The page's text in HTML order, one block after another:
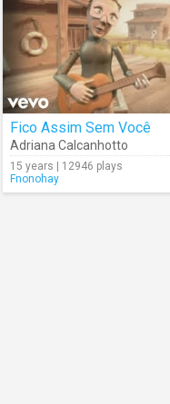
Fico Assim Sem Você
Adriana Calcanhotto
15 years | 12946 plays
Fnonohay